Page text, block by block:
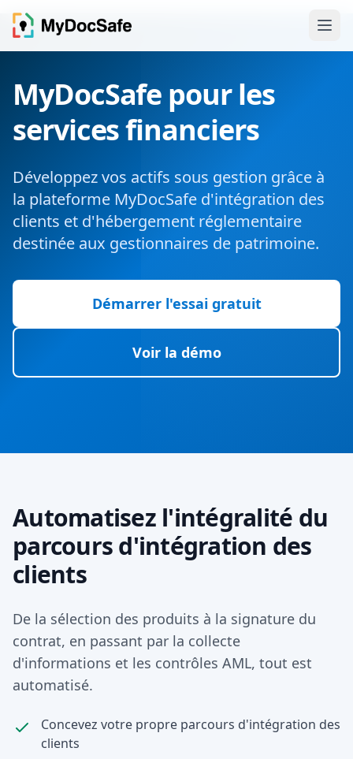
MyDocSafe pour les
services financiers
Développez vos actifs sous gestion grâce à
la plateforme MyDocSafe d'intégration des
clients et d'hébergement réglementaire
destinée aux gestionnaires de patrimoine.
Démarrer l'essai gratuit
Voir la démo
Automatisez l'intégralité du
parcours d'intégration des
clients
De la sélection des produits à la signature du
contrat, en passant par la collecte
d'informations et les contrôles AML, tout est
automatisé.
Concevez votre propre parcours d'intégration des
clients